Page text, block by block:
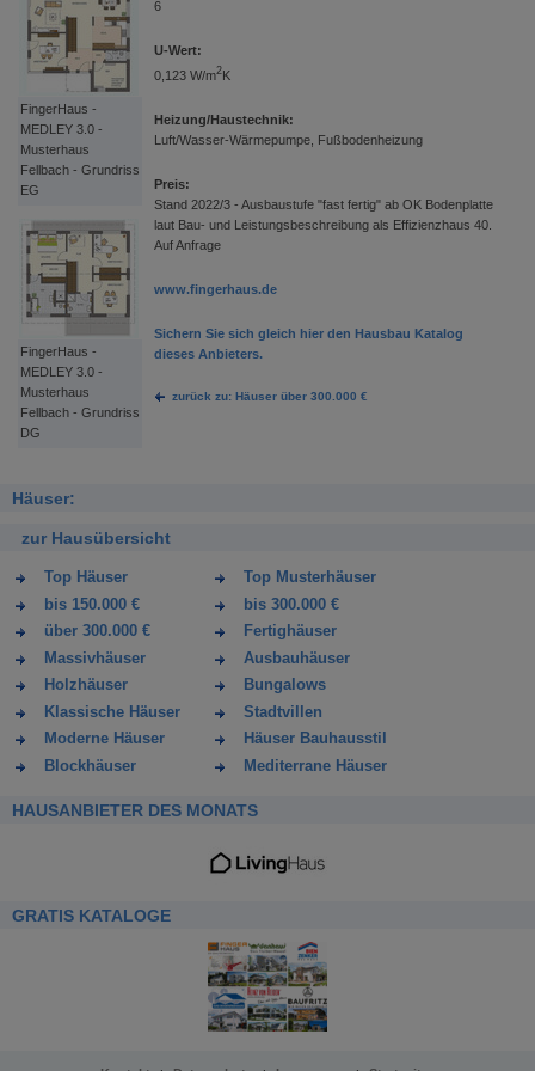
FingerHaus -
MEDLEY 3.0 -
Musterhaus
Fellbach - Grundriss
EG
FingerHaus -
MEDLEY 3.0 -
Musterhaus
Fellbach - Grundriss
DG
6
U-Wert:
0,123 W/m2K
Heizung/Haustechnik:
Luft/Wasser-Wärmepumpe, Fußbodenheizung
Preis:
Stand 2022/3 - Ausbaustufe "fast fertig" ab OK Bodenplatte
laut Bau- und Leistungsbeschreibung als Effizienzhaus 40.
Auf Anfrage
www.fingerhaus.de
Sichern Sie sich gleich hier den Hausbau Katalog
dieses Anbieters.
zurück zu: Häuser über 300.000 €
Häuser:
zur Hausübersicht
Top Häuser
Top Musterhäuser
bis 150.000 €
bis 300.000 €
über 300.000 €
Fertighäuser
Massivhäuser
Ausbauhäuser
Holzhäuser
Bungalows
Klassische Häuser
Stadtvillen
Moderne Häuser
Häuser Bauhausstil
Blockhäuser
Mediterrane Häuser
HAUSANBIETER DES MONATS
GRATIS KATALOGE